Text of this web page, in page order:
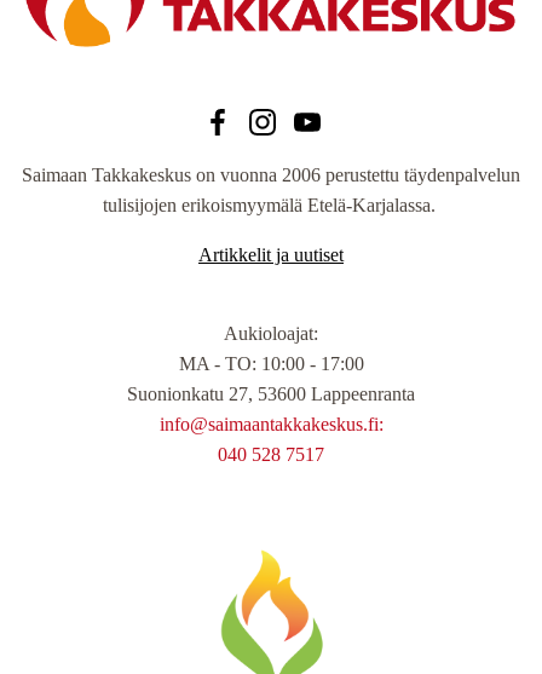
Saimaan Takkakeskus on vuonna 2006 perustettu täydenpalvelun
tulisijojen erikoismyymälä Etelä-Karjalassa.
Artikkelit ja uutiset
Aukioloajat:
MA - TO: 10:00 - 17:00
Suonionkatu 27, 53600 Lappeenranta
info@saimaantakkakeskus.fi:
040 528 7517